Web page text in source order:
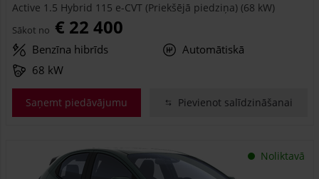
Active 1.5 Hybrid 115 e-CVT (Priekšējā piedziņa) (68 kW)
Sākot no € 22 400
Benzīna hibrīds
Automātiskā
68 kW
Saņemt piedāvājumu Pievienot salīdzināšanai
Noliktavā